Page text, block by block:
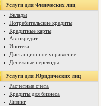
Услуги для Физических лиц
Вклады
Потребительские кредиты
Кредитные карты
Автокредит
Ипотека
Дистанционное управление
Денежные переводы
Услуги для Юридических лиц
Расчетные счета
Кредиты для бизнеса
Лизинг